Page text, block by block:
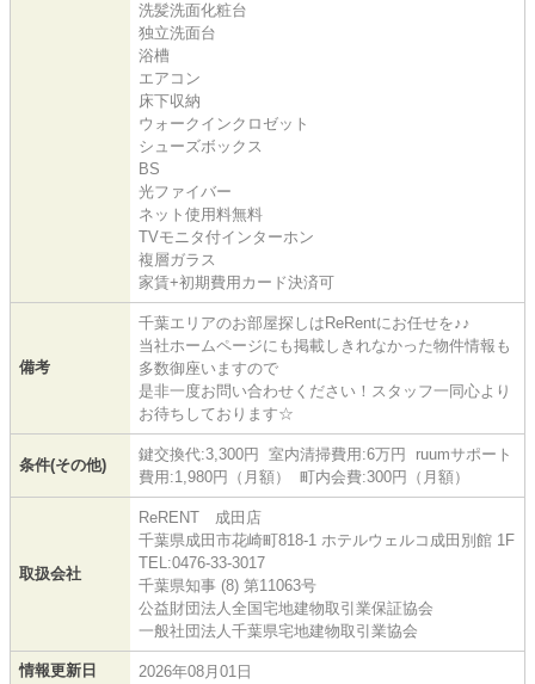
洗髪洗面化粧台
独立洗面台
浴槽
エアコン
床下収納
ウォークインクロゼット
シューズボックス
BS
光ファイバー
ネット使用料無料
TVモニタ付インターホン
複層ガラス
家賃+初期費用カード決済可
備考
千葉エリアのお部屋探しはReRentにお任せを♪♪
当社ホームページにも掲載しきれなかった物件情報も
多数御座いますので
是非一度お問い合わせください！スタッフ一同心より
お待ちしております☆
条件(その他)
鍵交換代:3,300円 室内清掃費用:6万円 ruumサポート
費用:1,980円（月額） 町内会費:300円（月額）
取扱会社
ReRENT 成田店
千葉県成田市花崎町818-1 ホテルウェルコ成田別館 1F
TEL:0476-33-3017
千葉県知事 (8) 第11063号
公益財団法人全国宅地建物取引業保証協会
一般社団法人千葉県宅地建物取引業協会
情報更新日 2026年08月01日